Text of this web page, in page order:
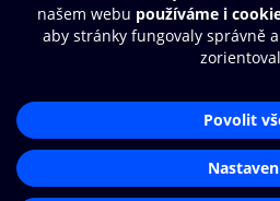
© O2 Czech Republic a.s.
Přístupnost
Zásady zpracování osobních údajů
Čti a